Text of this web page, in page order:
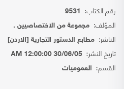
رقم الكتاب: 9531
المؤلف: مجموعة من الاختصاصيين .
الناشر: مطابع الدستور التجارية [الاردن]
تاريخ النشر: 30/06/05 12:00:00 AM
القسم: العموميات